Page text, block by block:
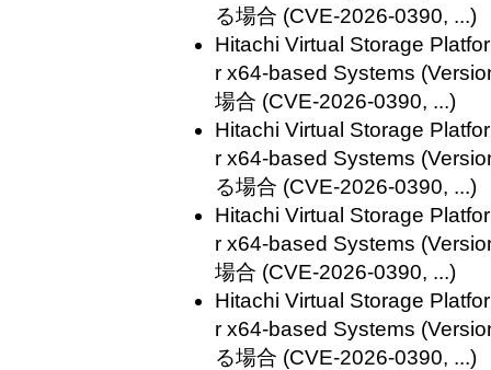
る場合 (CVE-2026-0390, ...)
Hitachi Virtual Storage
r x64-based Systems
場合 (CVE-2026-0390, ...)
Hitachi Virtual Storage
r x64-based Systems
る場合 (CVE-2026-0390, ...)
Hitachi Virtual Storage
r x64-based Systems
場合 (CVE-2026-0390, ...)
Hitachi Virtual Storage
r x64-based Systems
る場合 (CVE-2026-0390, ...)